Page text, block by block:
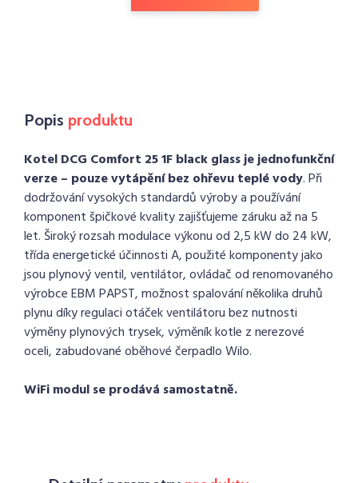
Popis produktu
Kotel DCG Comfort 25 1F black glass je jednofunkční
verze – pouze vytápění bez ohřevu teplé vody. Při
dodržování vysokých standardů výroby a používání
komponent špičkové kvality zajišťujeme záruku až na 5
let. Široký rozsah modulace výkonu od 2,5 kW do 24 kW,
třída energetické účinnosti A, použité komponenty jako
jsou plynový ventil, ventilátor, ovládač od renomovaného
výrobce EBM PAPST, možnost spalování několika druhů
plynu díky regulaci otáček ventilátoru bez nutnosti
výměny plynových trysek, výměník kotle z nerezové
oceli, zabudované oběhové čerpadlo Wilo.
WiFi modul se prodává samostatně.